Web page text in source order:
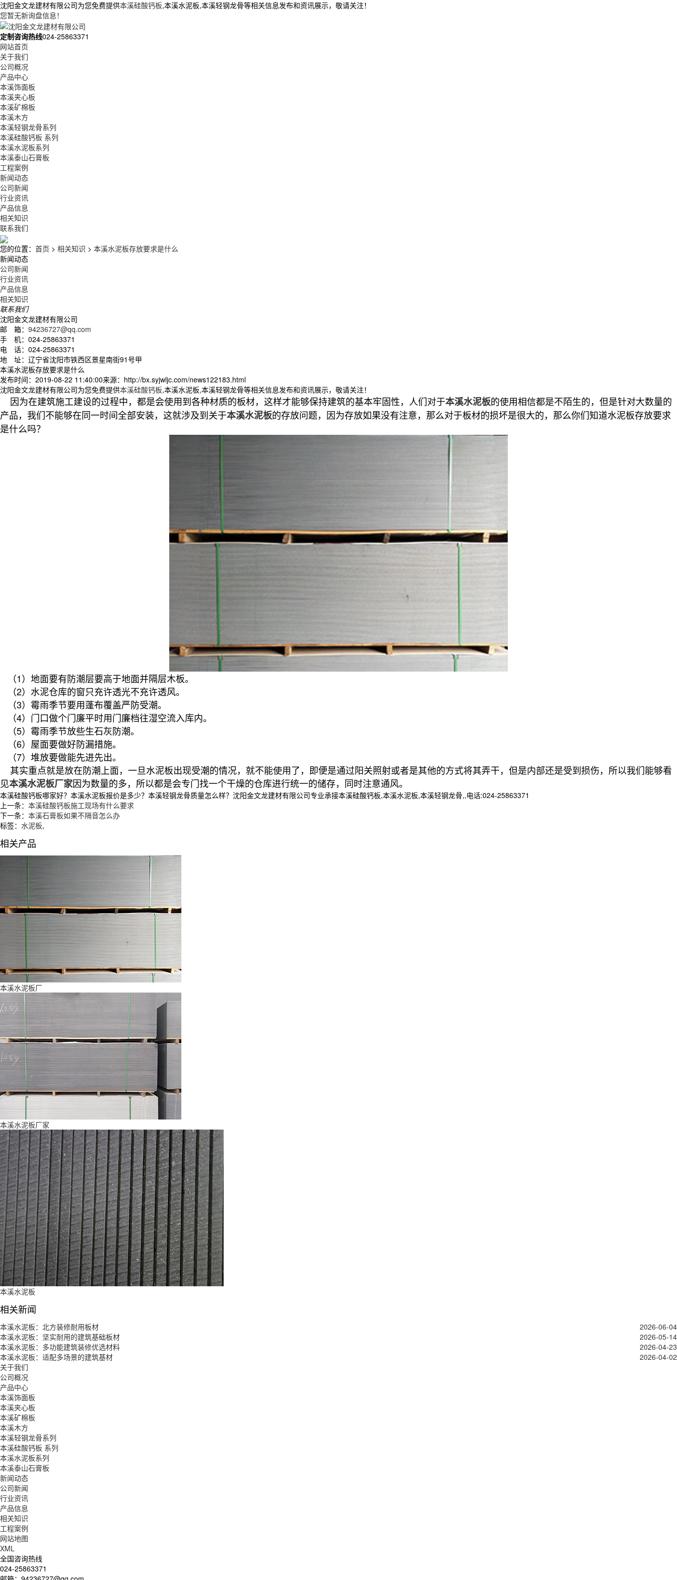
沈阳金文龙建材有限公司为您免费提供本溪硅酸钙板,本溪水泥板,本溪轻钢龙骨等相关信息发布和资讯展示，敬请关注！
您暂无新询盘信息！
定制咨询热线024-25863371
网站首页
关于我们
公司概况
产品中心
本溪饰面板
本溪夹心板
本溪矿棉板
本溪木方
本溪轻钢龙骨系列
本溪硅酸钙板 系列
本溪水泥板系列
本溪泰山石膏板
工程案例
新闻动态
公司新闻
行业资讯
产品信息
相关知识
联系我们
您的位置： 首页 > 相关知识 > 本溪水泥板存放要求是什么
新闻动态
公司新闻
行业资讯
产品信息
相关知识
联系我们
沈阳金文龙建材有限公司
邮 箱： 94236727@qq.com
手 机：024-25863371
电 话：024-25863371
地 址：辽宁省沈阳市铁西区景星南街91号甲
本溪水泥板存放要求是什么
发布时间：2019-08-22 11:40:00来源：http://bx.syjwljc.com/news122183.html
沈阳金文龙建材有限公司为您免费提供本溪硅酸钙板,本溪水泥板,本溪轻钢龙骨等相关信息发布和资讯展示，敬请关注！
因为在建筑施工建设的过程中，都是会使用到各种材质的板材，这样才能够保持建筑的基本牢固性，人们对于本溪水泥板的使用相信都是不陌生的，但是针对大数量的
产品，我们不能够在同一时间全部安装，这就涉及到关于本溪水泥板的存放问题，因为存放如果没有注意，那么对于板材的损坏是很大的，那么你们知道水泥板存放要求
是什么吗？
（1）地面要有防潮层要高于地面并隔层木板。
（2）水泥仓库的窗只充许透光不充许透风。
（3）霉雨季节要用蓬布覆盖严防受潮。
（4）门口做个门廉平时用门廉档往湿空流入库内。
（5）霉雨季节放些生石灰防潮。
（6）屋面要做好防漏措施。
（7）堆放要做能先进先出。
其实重点就是放在防潮上面，一旦水泥板出现受潮的情况，就不能使用了，即便是通过阳关照射或者是其他的方式将其弄干，但是内部还是受到损伤，所以我们能够看
见本溪水泥板厂家因为数量的多，所以都是会专门找一个干燥的仓库进行统一的储存，同时注意通风。
本溪硅酸钙板哪家好？本溪水泥板报价是多少？本溪轻钢龙骨质量怎么样？沈阳金文龙建材有限公司专业承接本溪硅酸钙板,本溪水泥板,本溪轻钢龙骨,,电话:024-25863371
上一条： 本溪硅酸钙板施工现场有什么要求
下一条： 本溪石膏板如果不隔音怎么办
标签： 水泥板,
相关产品
本溪水泥板厂
本溪水泥板厂家
本溪水泥板
相关新闻
本溪水泥板：北方装修耐用板材
2026-06-04
本溪水泥板：坚实耐用的建筑基础板材
2026-05-14
本溪水泥板：多功能建筑装修优选材料
2026-04-23
本溪水泥板：适配多场景的建筑基材
2026-04-02
关于我们
公司概况
产品中心
本溪饰面板
本溪夹心板
本溪矿棉板
本溪木方
本溪轻钢龙骨系列
本溪硅酸钙板 系列
本溪水泥板系列
本溪泰山石膏板
新闻动态
公司新闻
行业资讯
产品信息
相关知识
工程案例
网站地图
XML
全国咨询热线
024-25863371